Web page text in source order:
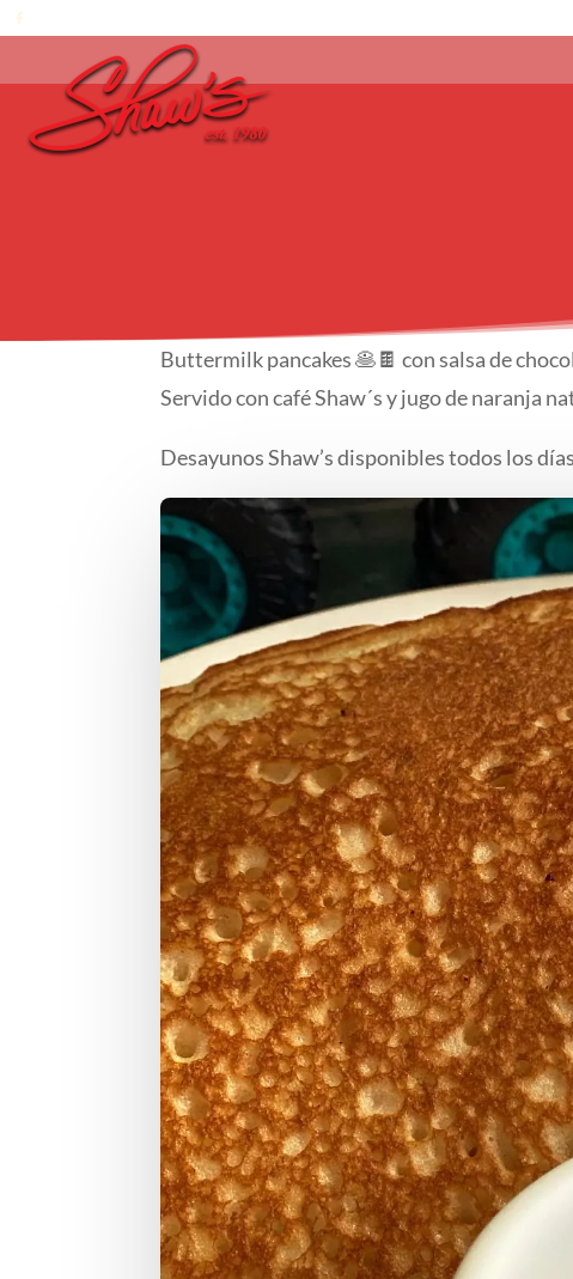
Buttermilk pancakes 🥞🍫 con salsa de
Servido con café Shaw´s y jugo de naranja
Desayunos Shaw’s disponibles todos los